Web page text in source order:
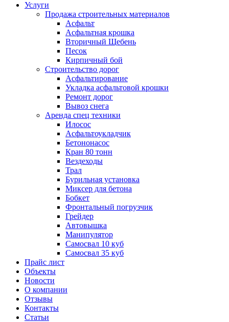
Услуги
Продажа строительных материалов
Асфальт
Асфальтная крошка
Вторичный Щебень
Песок
Кирпичный бой
Строительство дорог
Асфальтирование
Укладка асфальтовой крошки
Ремонт дорог
Вывоз снега
Аренда спец техники
Илосос
Асфальтоукладчик
Бетононасос
Кран 80 тонн
Вездеходы
Трал
Бурильная установка
Миксер для бетона
Бобкет
Фронтальный погрузчик
Грейдер
Автовышка
Манипулятор
Самосвал 10 куб
Самосвал 35 куб
Прайс лист
Объекты
Новости
О компании
Отзывы
Контакты
Статьи